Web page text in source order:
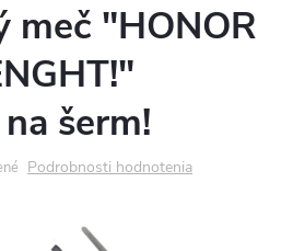
meč "HONOR
šerm!
Podrobnosti hodnotenia